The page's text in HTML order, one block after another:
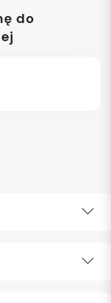
do